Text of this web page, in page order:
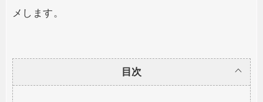
メします。
目次